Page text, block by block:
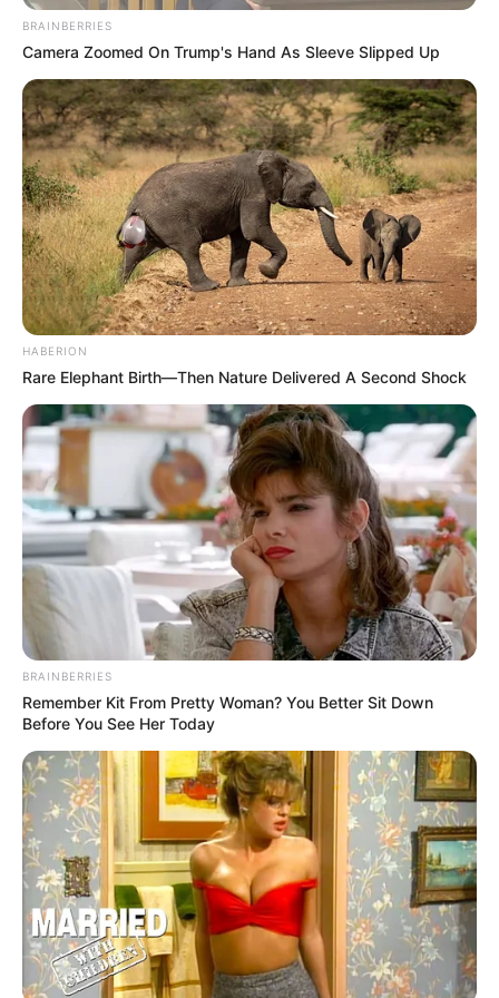
Ndërkaq, me skuadrën sot është bashkuar edhe sulmuesi
Giacomo Vrioni, ndërkohë që pritet edhe mbërritja e
BRAINBERRIES
Camera Zoomed On Trump's Hand As Sleeve Slipped Up
HABERION
Rare Elephant Birth—Then Nature Delivered A Second Shock
BRAINBERRIES
Remember Kit From Pretty Woman? You Better Sit Down
Before You See Her Today